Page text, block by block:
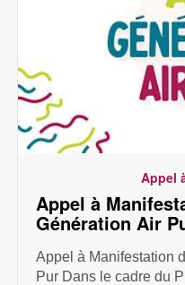
Appel
Appel à
Génération Air
Appel à Manifestation
Pur Dans le cadre du